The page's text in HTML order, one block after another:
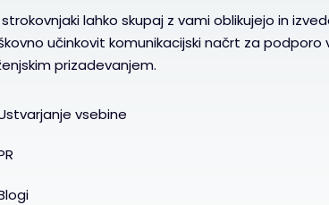
strokovnjaki lahko skupaj z vami oblikujejo in
učinkovit komunikacijski načrt za podporo
prizadevanjem.
vsebine